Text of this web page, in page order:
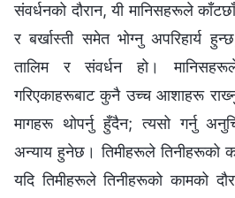
संवर्धनको दौरान, यी मानिसहरूले
र बर्खास्ती समेत भोग्‍नु अपरिहार्य
तालिम र संवर्धन हो।
गरिएकाहरूबाट कुनै उच्च आशाहरू
मागहरू थोपर्नु हुँदैन; त्यसो गर्नु
अन्याय हुनेछ। तिमीहरूले तिनीहरूको
यदि तिमीहरूले तिनीहरूको कामको